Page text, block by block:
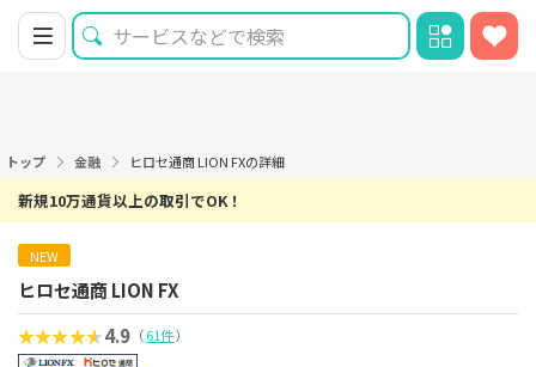
トップ 金融 ヒロセ通商 LION FXの詳細
新規10万通貨以上の取引でOK！
NEW
ヒロセ通商 LION FX
4.9 （61件）